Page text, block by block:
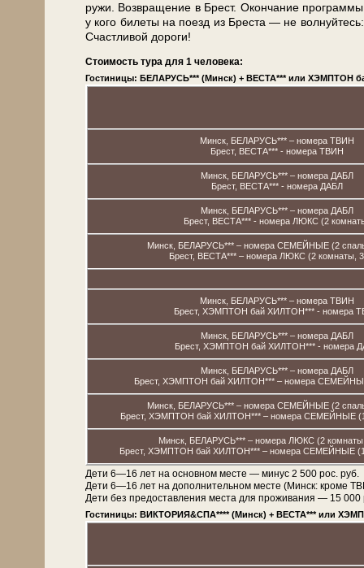
ру­жи. Воз­вра­ще­ние в Брест. Окон­ча­ние
у кого би­ле­ты на по­езд из Бре­ста — не
Счастливой до­ро­ги!
Стоимость тура для 1 человека:
Гостиницы: БЕЛАРУСЬ*** (Минск) + ВЕСТА*** или ХЭМПТОН
Минск, БЕЛАРУСЬ*** – номера ТВИН
Брест, ВЕСТА*** - номера ТВИН
Минск, БЕЛАРУСЬ*** – номера ДАБЛ
Брест, ВЕСТА*** - номера ДАБЛ
Минск, БЕЛАРУСЬ*** – номера ДАБЛ
Брест, ВЕСТА*** - номера ЛЮКС (2
Минск, БЕЛАРУСЬ*** – номера СЕМЕЙНЫЕ (2
Брест, ВЕСТА*** – номера ЛЮКС (2 комнаты,
Минск, БЕЛАРУСЬ*** – номера ТВИН
Брест, ХЭМПТОН бай ХИЛТОН*** - номера
Минск, БЕЛАРУСЬ*** – номера ДАБЛ
Брест, ХЭМПТОН бай ХИЛТОН*** - номера
Минск, БЕЛАРУСЬ*** – номера ДАБЛ
Брест, ХЭМПТОН бай ХИЛТОН*** – номера
Минск, БЕЛАРУСЬ*** – номера СЕМЕЙНЫЕ (2
Брест, ХЭМПТОН бай ХИЛТОН*** – номера СЕМЕЙНЫЕ (1
Минск, БЕЛАРУСЬ*** – номера ЛЮКС (2
Брест, ХЭМПТОН бай ХИЛТОН*** – номера СЕМЕЙНЫЕ (1
Дети 6—16 лет на основном месте — минус 2 500 рос. руб.
Дети 6—16 лет на дополнительном месте (Минск:
Дети без предоставления места для проживания — 15 000
Гостиницы: ВИКТОРИЯ&СПА**** (Минск) + ВЕСТА*** или